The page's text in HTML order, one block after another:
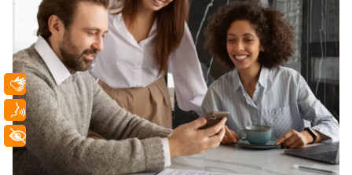
Libras
Voz
+ Acessibilidade